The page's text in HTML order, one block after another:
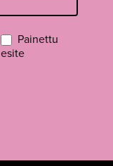
Painettu
esite